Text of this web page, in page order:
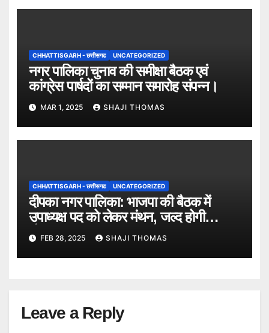
CHHATTISGARH - छत्तीसगढ UNCATEGORIZED
नगर पालिका चुनाव की समीक्षा बैठक एवं
कांग्रेस पार्षदों का सम्मान समारोह संपन्न।
MAR 1, 2025 SHAJI THOMAS
CHHATTISGARH - छत्तीसगढ UNCATEGORIZED
दीपका नगर पालिका: भाजपा की बैठक में
उपाध्यक्ष पद को लेकर मंथन, जल्द होगी
घोषणा।
FEB 28, 2025 SHAJI THOMAS
Leave a Reply